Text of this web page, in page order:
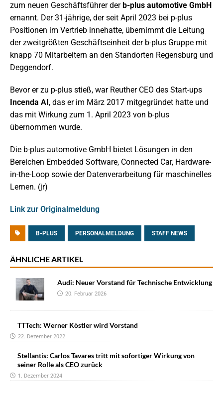
zum neuen Geschäftsführer der b-plus automotive GmbH
ernannt. Der 31-jährige, der seit April 2023 bei p-plus
Positionen im Vertrieb innehatte, übernimmt die Leitung
der zweitgrößten Geschäftseinheit der b-plus Gruppe mit
knapp 70 Mitarbeitern an den Standorten Regensburg und
Deggendorf.
Bevor er zu p-plus stieß, war Reuther CEO des Start-ups
Incenda AI , das er im März 2017 mitgegründet hatte und
das mit Wirkung zum 1. April 2023 von b-plus
übernommen wurde.
Die b-plus automotive GmbH bietet Lösungen in den
Bereichen Embedded Software, Connected Car, Hardware-
in-the-Loop sowie der Datenverarbeitung für maschinelles
Lernen. (jr)
Link zur Originalmeldung
B-PLUS PERSONALMELDUNG STAFF NEWS
ÄHNLICHE ARTIKEL
Audi: Neuer Vorstand für Technische Entwicklung
20. Februar 2026
TTTech: Werner Köstler wird Vorstand
22. Dezember 2022
Stellantis: Carlos Tavares tritt mit sofortiger Wirkung von
seiner Rolle als CEO zurück
1. Dezember 2024